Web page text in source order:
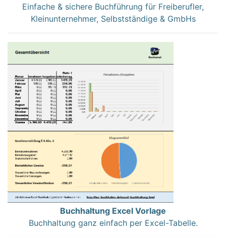
Einfache & sichere Buchführung für Freiberufler,
Kleinunternehmer, Selbstständige & GmbHs
Buchhaltung Excel Vorlage
Buchhaltung ganz einfach per Excel-Tabelle.